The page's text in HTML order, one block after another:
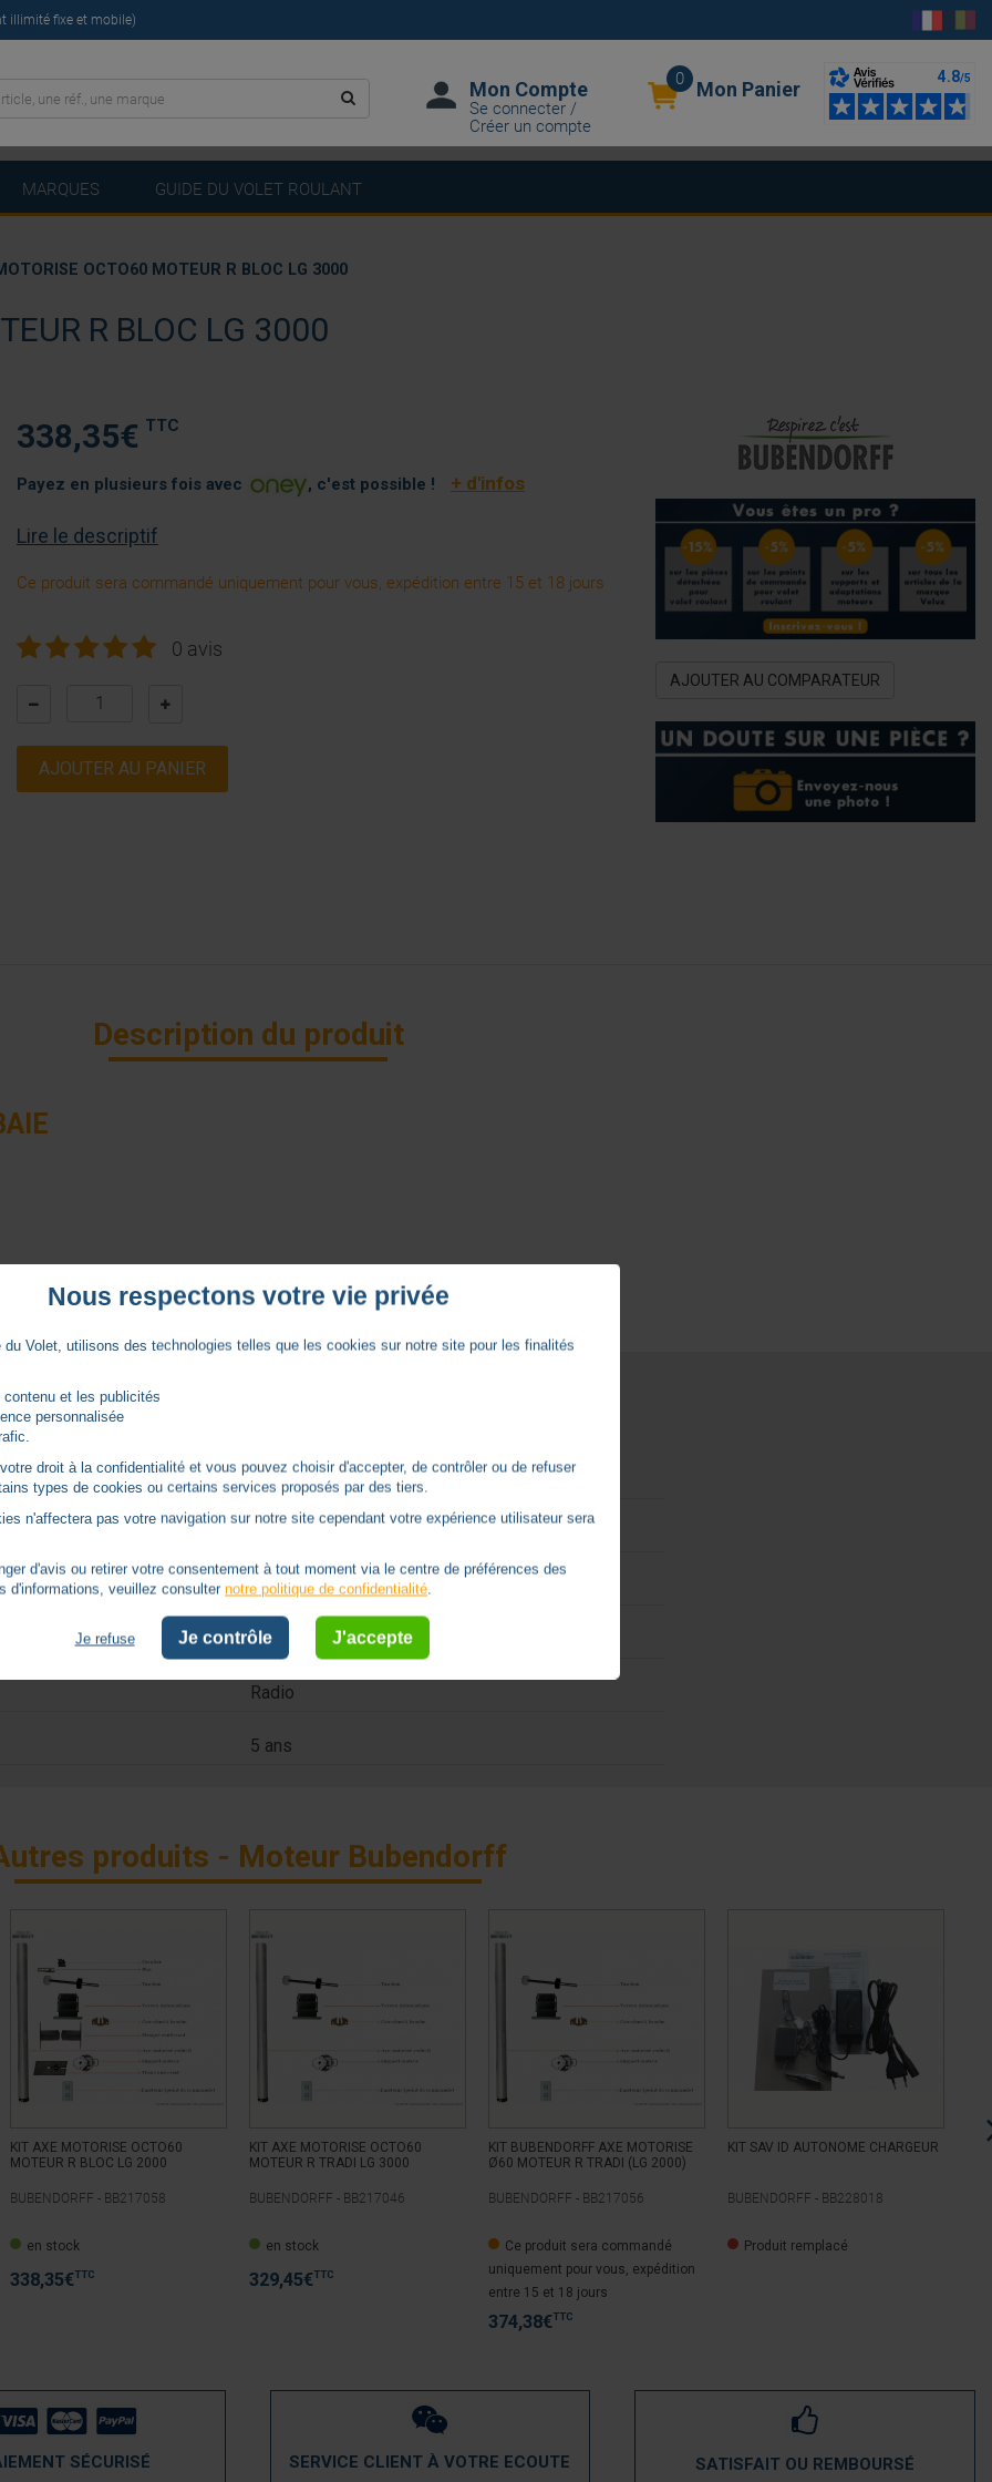
illimité fixe et mobile)
Mon Compte
Se connecter /
Créer un compte
0 Mon Panier
MARQUES GUIDE DU VOLET ROULANT
R BLOC LG 3000
338,35€ TTC
Payez en plusieurs fois avec , c'est possible ! + d'infos
Lire le descriptif
Ce produit sera commandé uniquement pour vous, expédition entre 15 et 18 jours
0 avis
AJOUTER AU PANIER
AJOUTER AU COMPARATEUR
Description du produit
Caractéristiques
Classe II (Sans terre)
Ø 50
25
Radio
5 ans
produits - Moteur Bubendorff
KIT AXE MOTORISE OCTO60
MOTEUR R BLOC LG 2000
BUBENDORFF - BB217058
en stock
338,35€TTC
KIT AXE MOTORISE OCTO60
MOTEUR R TRADI LG 3000
BUBENDORFF - BB217046
en stock
329,45€TTC
KIT BUBENDORFF AXE MOTORISE
Ø60 MOTEUR R TRADI (LG 2000)
BUBENDORFF - BB217056
Ce produit sera commandé
uniquement pour vous, expédition
entre 15 et 18 jours
374,38€TTC
KIT SAV ID AUTONOME CHARGEUR
BUBENDORFF - BB228018
Produit remplacé
OCTO60 MOTEUR R BLOC LG 3000
SÉCURISÉ SERVICE CLIENT À VOTRE ECOUTE SATISFAIT OU REMBOURSÉ
Nous respectons votre vie privée
du Volet, utilisons des technologies telles que les cookies sur notre site pour les finalités
contenu et les publicités
personnalisée
droit à la confidentialité et vous pouvez choisir d'accepter, de contrôler ou de refuser
types de cookies ou certains services proposés par des tiers.
n'affectera pas votre navigation sur notre site cependant votre expérience utilisateur sera
d'avis ou retirer votre consentement à tout moment via le centre de préférences des
d'informations, veuillez consulternotre politique de confidentialité.
Je refuse Je contrôle J'accepte